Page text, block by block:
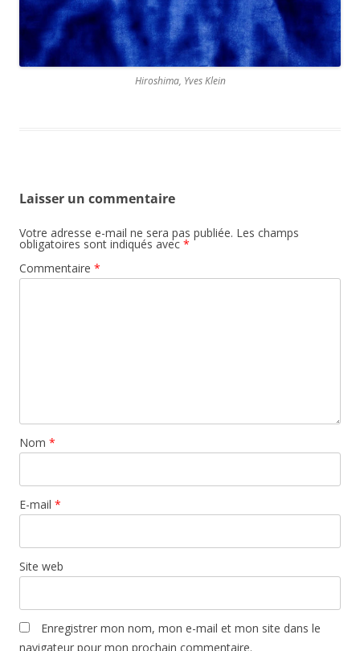
Hiroshima, Yves Klein
Laisser un commentaire
Votre adresse e-mail ne sera pas publiée. Les champs
obligatoires sont indiqués avec *
Commentaire *
Nom *
E-mail *
Site web
Enregistrer mon nom, mon e-mail et mon site dans le
navigateur pour mon prochain commentaire.